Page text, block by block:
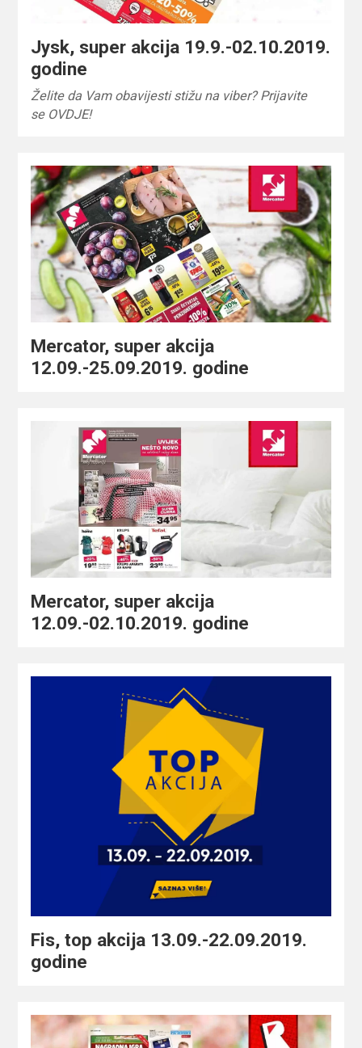
Jysk, super akcija 19.9.-02.10.2019.
godine
Želite da Vam obavijesti stižu na viber? Prijavite
se OVDJE!
Mercator, super akcija
12.09.-25.09.2019. godine
Mercator, super akcija
12.09.-02.10.2019. godine
Fis, top akcija 13.09.-22.09.2019.
godine